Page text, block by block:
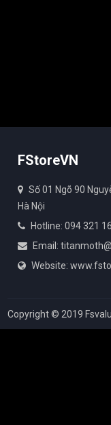
FStoreVN
Số 01 Ngõ 90
Hà Nội
Hotline: 094 321
Email:
Website:
Copyright © 2019